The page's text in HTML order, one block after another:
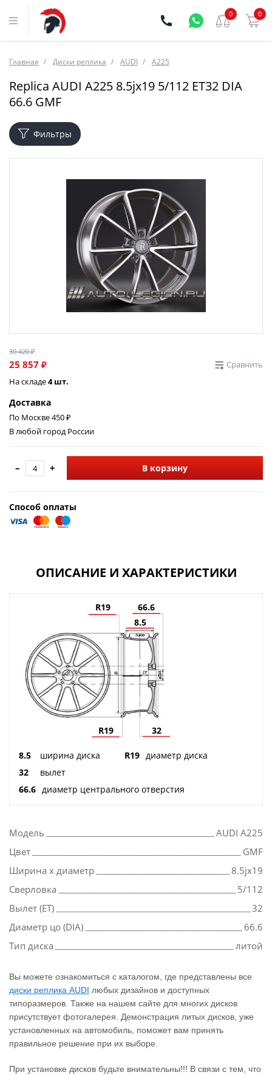
0 0
Главная Диски реплика AUDI A225
Replica AUDI A225 8.5jx19 5/112 ET32 DIA
66.6 GMF
Фильтры
30 420 ₽
25 857 ₽
Сравнить
На складе4 шт.
Доставка
По Москве 450 ₽
В любой город России
– + В корзину
Способ оплаты
ОПИСАНИЕ И ХАРАКТЕРИСТИКИ
R19
66.6
8.5
R19 32
8.5 ширина диска R19 диаметр диска
32
вылет
66.6 диаметр центрального отверстия
Модель
AUDI A225
Цвет
GMF
Ширина х диаметр
8.5jx19
Сверловка
5/112
Вылет (ET)
32
Диаметр цо (DIA)
66.6
Тип диска
литой
Вы можете ознакомиться с каталогом, где представлены все
диски реплика AUDI любых дизайнов и доступных
типоразмеров. Также на нашем сайте для многих дисков
присутствует фотогалерея. Демонстрация литых дисков, уже
установленных на автомобиль, поможет вам принять
правильное решение при их выборе.
При установке дисков будьте внимательны!!! В связи с тем, что